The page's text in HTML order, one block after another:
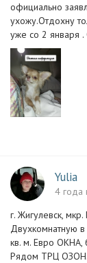
официально
ухожу.Отдохну
уже со 2 января
Yulia
4 года
г. Жигулевск,
Двухкомнатную
кв. м. Евро ОКНА,
Рядом ТРЦ ОЗОН.